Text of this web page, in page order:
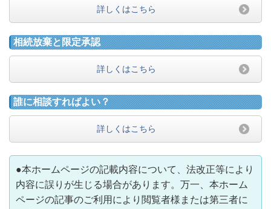
詳しくはこちら
相続放棄と限定承認
詳しくはこちら
誰に相談すればよい？
詳しくはこちら
●本ホームページの記載内容について、法改正等により
内容に誤りが生じる場合があります。万一、本ホーム
ページの記事のご利用により閲覧者様または第三者に